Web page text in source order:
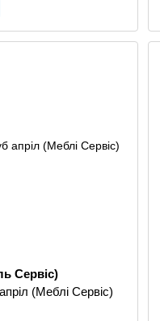
Сервіс)
(Меблі Сервіс)